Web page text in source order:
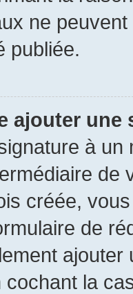
ne
publiée.
ajouter une
à un
créée,
de
la